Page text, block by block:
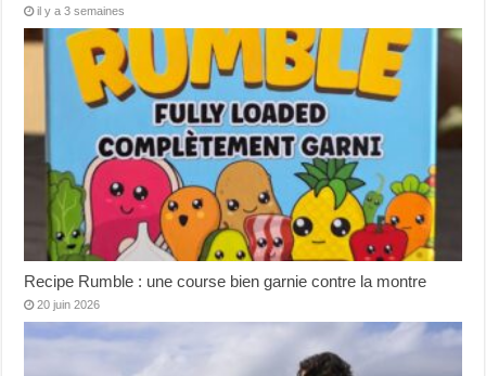
il y a 3 semaines
Recipe Rumble : une course bien garnie contre la montre
20 juin 2026